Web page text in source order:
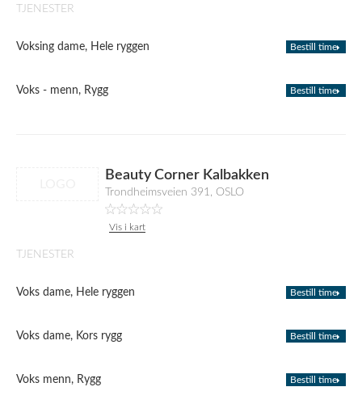
TJENESTER
Voksing dame, Hele ryggen Bestill time
Voks - menn, Rygg Bestill time
Beauty Corner Kalbakken
Trondheimsveien 391, OSLO
Vis i kart
TJENESTER
Voks dame, Hele ryggen Bestill time
Voks dame, Kors rygg Bestill time
Voks menn, Rygg Bestill time